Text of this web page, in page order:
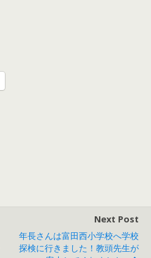
Next Post
年長さんは富田西小学校へ学校
探検に行きました！教頭先生が